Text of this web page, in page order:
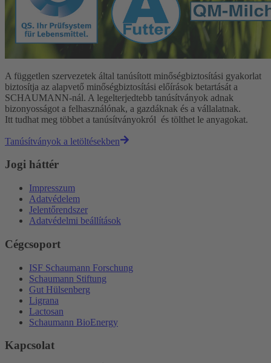
A független szervezetek által tanúsított minőségbiztosítási gyakorlat
biztosítja az alapvető minőségbiztosítási előírások betartását a
SCHAUMANN-nál. A legelterjedtebb tanúsítványok adnak
bizonyosságot a felhasználónak, a gazdáknak és a vállalatnak.
Itt tudhat meg többet a tanúsítványokról és tölthet le anyagokat.
Tanúsítványok a letöltésekben
Jogi háttér
Impresszum
Adatvédelem
Jelentőrendszer
Adatvédelmi beállítások
Cégcsoport
ISF Schaumann Forschung
Schaumann Stiftung
Gut Hülsenberg
Ligrana
Lactosan
Schaumann BioEnergy
Kapcsolat